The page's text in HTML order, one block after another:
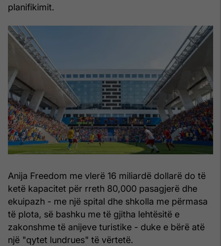
planifikimit.
Anija Freedom me vlerë 16 miliardë dollarë do të
ketë kapacitet për rreth 80,000 pasagjerë dhe
ekuipazh - me një spital dhe shkolla me përmasa
të plota, së bashku me të gjitha lehtësitë e
zakonshme të anijeve turistike - duke e bërë atë
një "qytet lundrues" të vërtetë.